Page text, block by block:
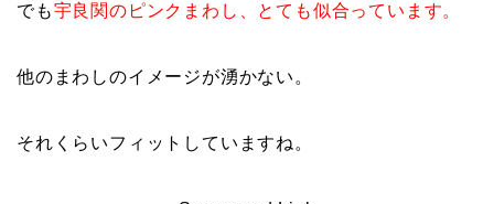
でも宇良関のピンクまわし、とても似合っています。
他のまわしのイメージが湧かない。
それくらいフィットしていますね。